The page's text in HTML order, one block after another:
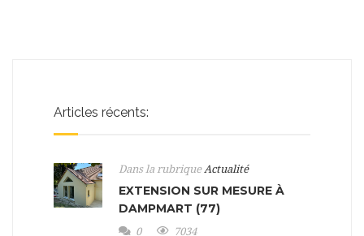
Articles récents:
Dans la rubrique Actualité
EXTENSION SUR MESURE À
DAMPMART (77)
0 7034